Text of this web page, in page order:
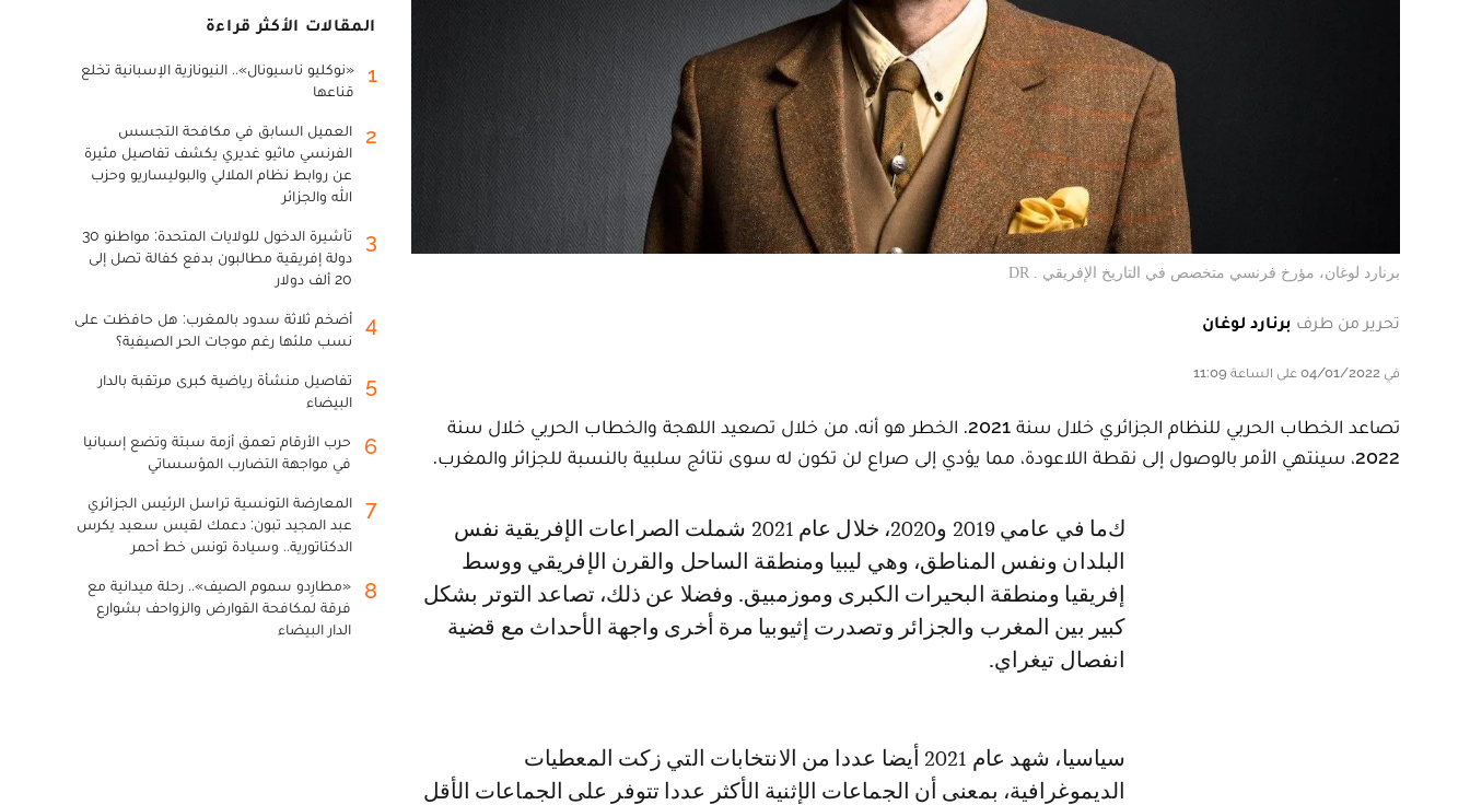
برنارد لوغان، مؤرخ فرنسي متخصص في التاريخ الإفريقي . DR
تحرير من طرف برنارد لوغان
في 04/01/2022 على الساعة 11:09
تصاعد الخطاب الحربي للنظام الجزائري خلال سنة 2021. الخطر هو أنه، من خلال تصعيد اللهجة والخطاب الحربي خلال سنة
2022، سينتهي الأمر بالوصول إلى نقطة اللاعودة، مما يؤدي إلى صراع لن تكون له سوى نتائج سلبية بالنسبة للجزائر والمغرب.
كما في عامي 2019 و2020، خلال عام 2021 شملت الصراعات الإفريقية نفس
البلدان ونفس المناطق، وهي ليبيا ومنطقة الساحل والقرن الإفريقي ووسط
إفريقيا ومنطقة البحيرات الكبرى وموزمبيق. وفضلا عن ذلك، تصاعد التوتر بشكل
كبير بين المغرب والجزائر وتصدرت إثيوبيا مرة أخرى واجهة الأحداث مع قضية
انفصال تيغراي.
سياسيا، شهد عام 2021 أيضا عددا من الانتخابات التي زكت المعطيات
الديموغرافية، بمعنى أن الجماعات الإثنية الأكثر عددا تتوفر على الجماعات الأقل
المقالات الأكثر قراءة
1
«نوكليو ناسيونال».. النيونازية الإسبانية تخلع
قناعها
2
العميل السابق في مكافحة التجسس
الفرنسي ماثيو غديري يكشف تفاصيل مثيرة
عن روابط نظام الملالي والبوليساريو وحزب
الله والجزائر
3
تأشيرة الدخول للولايات المتحدة: مواطنو 30
دولة إفريقية مطالبون بدفع كفالة تصل إلى
20 ألف دولار
4
أضخم ثلاثة سدود بالمغرب: هل حافظت على
نسب ملئها رغم موجات الحر الصيفية؟
5
تفاصيل منشأة رياضية كبرى مرتقبة بالدار
البيضاء
6
حرب الأرقام تعمق أزمة سبتة وتضع إسبانيا
في مواجهة التضارب المؤسساتي
7
المعارضة التونسية تراسل الرئيس الجزائري
عبد المجيد تبون: دعمك لقيس سعيد يكرس
الدكتاتورية.. وسيادة تونس خط أحمر
8
«مطارِدو سموم الصيف».. رحلة ميدانية مع
فرقة لمكافحة القوارض والزواحف بشوارع
الدار البيضاء